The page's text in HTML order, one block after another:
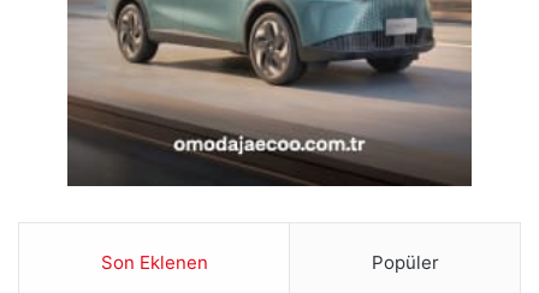
Son Eklenen Popüler